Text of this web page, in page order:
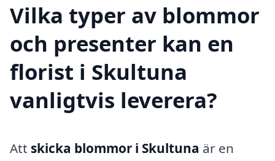
Vilka typer av blommor
och presenter kan en
florist i Skultuna
vanligtvis leverera?
Att skicka blommor i Skultuna är en